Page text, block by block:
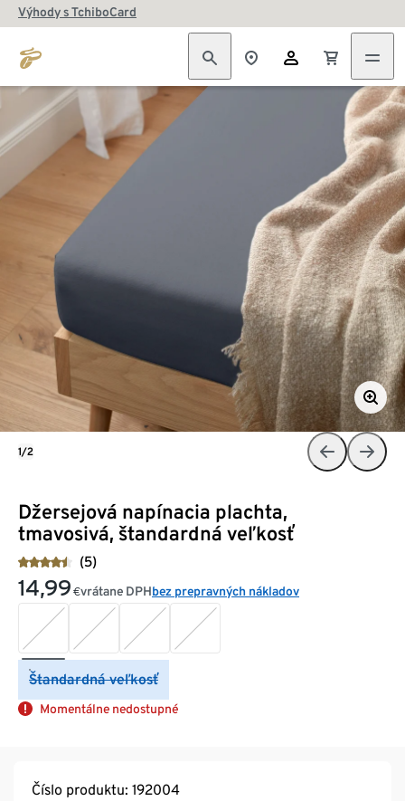
Výhody s TchiboCard
Džersejová napínacia plachta,
tmavosivá, štandardná veľkosť
(5)
14,99 €vrátane DPHbez prepravných nákladov
Štandardná veľkosť
Momentálne nedostupné
1/2
Číslo produktu: 192004